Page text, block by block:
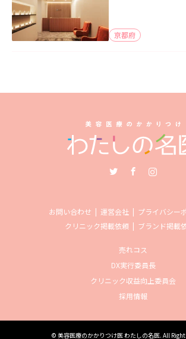
京都府
お問い合わせ 運営会社
プライバシー
クリニック掲載依頼
ブランド掲載
売れコス
DX実行委員長
クリニック収益向上委員会
採用情報
© 美容医療のかかりつけ医 わたしの名医. All